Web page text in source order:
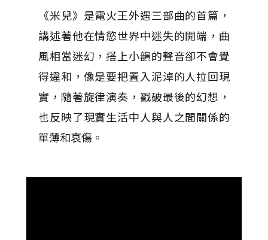
《米兒》是電火王外遇三部曲的首篇，
講述著他在情慾世界中迷失的開端，曲
風相當迷幻，搭上小韻的聲音卻不會覺
得違和，像是要把置入泥淖的人拉回現
實，隨著旋律演奏，戳破最後的幻想，
也反映了現實生活中人與人之間關係的
單薄和哀傷。